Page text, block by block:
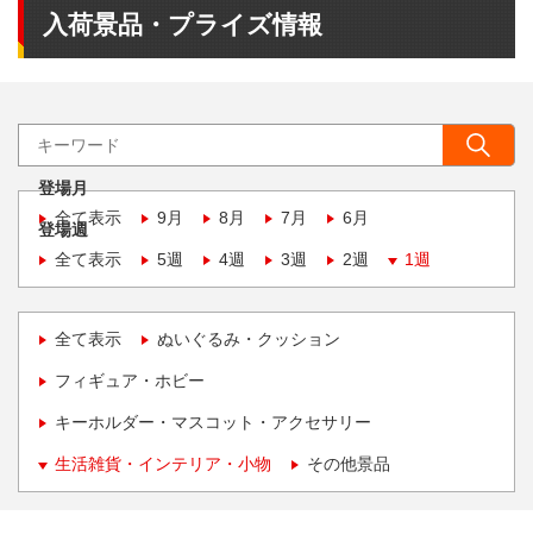
入荷景品・プライズ情報
登場月
全て表示
9月 8月 7月 6月
登場週
全て表示
5週 4週 3週 2週 1週
全て表示 ぬいぐるみ・クッション
フィギュア・ホビー
キーホルダー・マスコット・アクセサリー
生活雑貨・インテリア・小物 その他景品